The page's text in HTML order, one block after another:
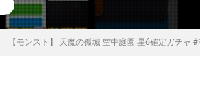
【モンスト】 天魔の孤城 空中庭園 星6確定ガチャ